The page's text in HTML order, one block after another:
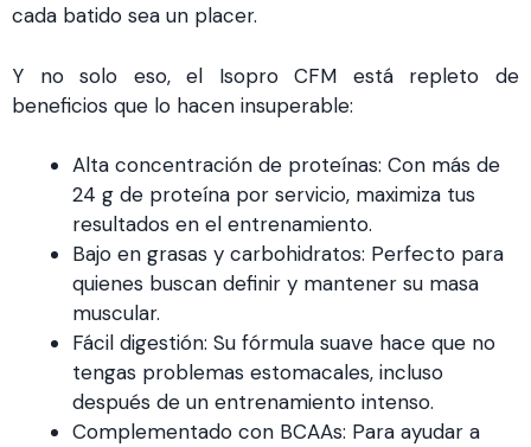
cada batido sea un placer.
Y no solo eso, el Isopro CFM está repleto de
beneficios que lo hacen insuperable:
Alta concentración de proteínas: Con más de
24 g de proteína por servicio, maximiza tus
resultados en el entrenamiento.
Bajo en grasas y carbohidratos: Perfecto para
quienes buscan definir y mantener su masa
muscular.
Fácil digestión: Su fórmula suave hace que no
tengas problemas estomacales, incluso
después de un entrenamiento intenso.
Complementado con BCAAs: Para ayudar a